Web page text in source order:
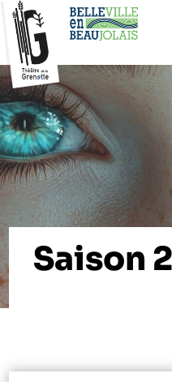
Saison